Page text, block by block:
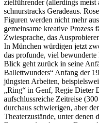
zielführender (allerdings meist
schnurstracks Geradeaus.
Figuren werden nicht mehr
gemeinsame kreative Prozess
Zwiesprache, das
In München würdigen jetzt
das profunde, viel
Blick geht zurück in seine
Ballettwunders“ Anfang der
jüngsten Arbeiten,
„Ring“ in Genf, Regie Dieter
aufschlussreiche Zeitreise
durchaus schwierigen, aber
Theaterzustände, unter denen